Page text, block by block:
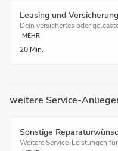
Leasing und
Dein versichertes oder
MEHR
20 Min.
weitere Service-
Sonstige
Weitere Service-Leistungen